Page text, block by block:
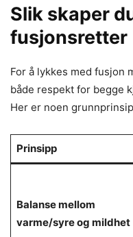
Slik skaper
fusjonsretter
For å lykkes med fusjon
både respekt for begge
Her er noen
Prinsipp
Balanse mellom
varme/syre og mildhet